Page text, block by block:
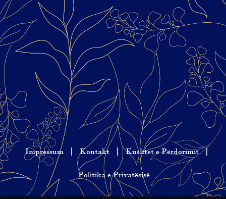
Impressum Kontakt Kushtet e Përdorimit
Politika e Privatësisë